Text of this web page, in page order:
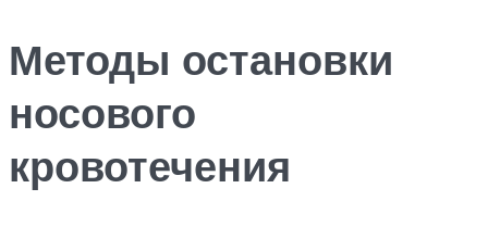
Методы остановки
носового
кровотечения